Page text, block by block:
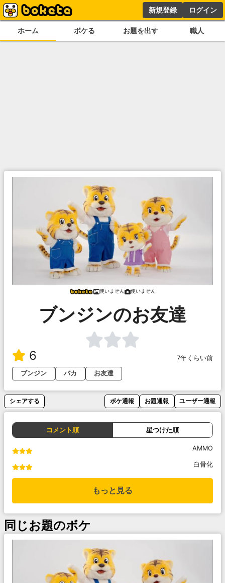
新規登録 ログイン
ホーム ボケる お題を出す 職人
使いません 使いません
ブンジンのお友達
6
7年くらい前
ブンジン
バカ お友達
シェアする ボケ通報 お題通報 ユーザー通報
コメント順 星つけた順
AMMO
白骨化
もっと見る
同じお題のボケ